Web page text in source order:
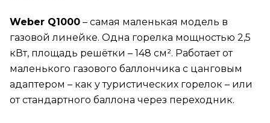
Weber Q1000 – самая маленькая модель в
газовой линейке. Одна горелка мощностью 2,5
кВт, площадь решётки – 148 см². Работает от
маленького газового баллончика с цанговым
адаптером – как у туристических горелок – или
от стандартного баллона через переходник.